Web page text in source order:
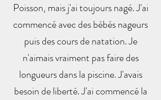
Poisson, mais j'ai toujours nagé. J'ai
commencé avec des bébés nageurs
puis des cours de natation. Je
n'aimais vraiment pas faire des
longueurs dans la piscine. J'avais
besoin de liberté. J'ai commencé la